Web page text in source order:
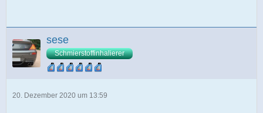
sese
Schmierstoffinhalierer
20. Dezember 2020 um 13:59